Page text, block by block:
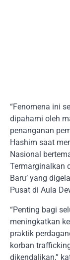
“Fenomena ini
dipahami oleh
penanganan
Hashim saat
Nasional
Termarginalkan
Baru’ yang
Pusat di Aula
“Penting bagi
meningkatkan
praktik
korban
dikendalikan,”